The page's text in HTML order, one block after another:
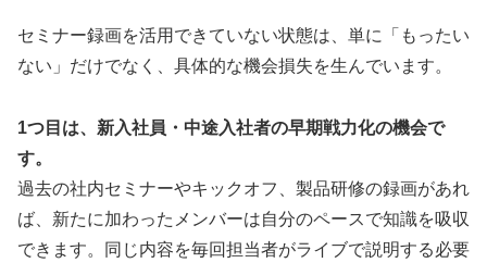
セミナー録画を活用できていない状態は、単に「もったい
ない」だけでなく、具体的な機会損失を生んでいます。
1つ目は、新入社員・中途入社者の早期戦力化の機会で
す。
過去の社内セミナーやキックオフ、製品研修の録画があれ
ば、新たに加わったメンバーは自分のペースで知識を吸収
できます。同じ内容を毎回担当者がライブで説明する必要